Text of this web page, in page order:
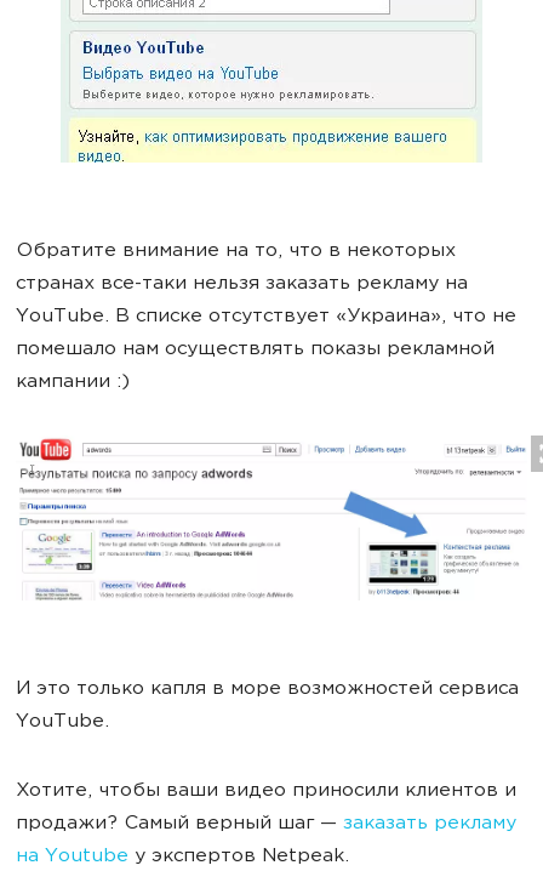
Обратите внимание на то, что в некоторых
странах все-таки нельзя заказать рекламу на
YouTube. В списке отсутствует «Украина», что не
помешало нам осуществлять показы рекламной
кампании :)
И это только капля в море возможностей сервиса
YouTube.
Хотите, чтобы ваши видео приносили клиентов и
продажи? Самый верный шаг — заказать рекламу
на Youtube у экспертов Netpeak.